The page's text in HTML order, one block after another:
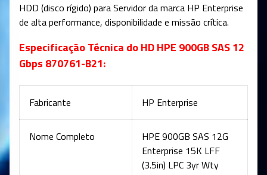
HDD (disco rígido) para Servidor da marca HP Enterprise
de alta performance, disponibilidade e missão crítica.
Especificação Técnica do HD HPE 900GB SAS 12
Gbps 870761-B21:
Fabricante HP Enterprise
Nome Completo
HPE 900GB SAS 12G
Enterprise 15K LFF
(3.5in) LPC 3yr Wty